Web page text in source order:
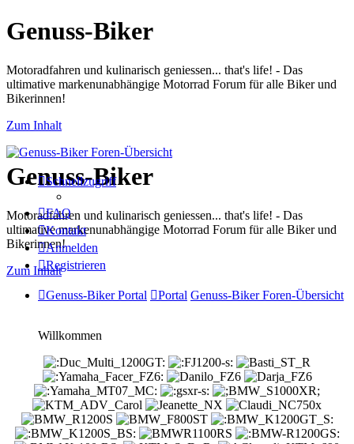
Genuss-Biker
Motoradfahren und kulinarisch geniessen... that's life! - Das
ultimative markenunabhängige Motorrad Forum für alle Biker und
Bikerinnen!
Zum Inhalt
Genuss-Biker
Motoradfahren und kulinarisch geniessen... that's life! - Das
ultimative markenunabhängige Motorrad Forum für alle Biker und
Bikerinnen!
Zum Inhalt
Schnellzugriff
FAQ
Kontakt
Anmelden
Registrieren
Genuss-Biker Portal Portal Genuss-Biker Foren-Übersicht
Willkommen